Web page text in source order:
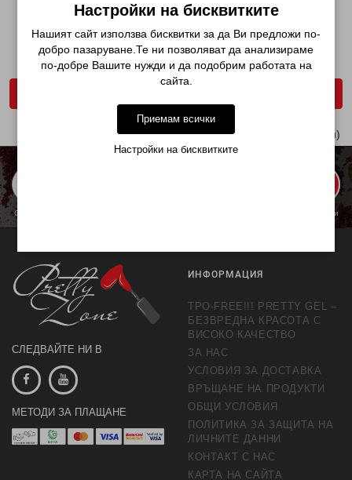
ИТАЛИАНСКИ КЕРАТИН НА
ГРАНУЛИ 50 ГР ТЪМН...
€ 11.20 (21.91лв.)
ИТАЛИАНСКИ КЕРАТИН НА
ГРАНУЛИ 50 ГР- ПРО...
€ 11.20 (21.91лв.)
Показани 1 от 4 | 4 (1 Страници)
С изпращането се съгласявате с обработката на личните данни с цел предлагане и
СЛЕДВАЙТЕ НИ В
МЕТОДИ ЗА ПЛАЩАНЕ
ИНФОРМАЦИЯ
TPO-FREE!!! PRETTY GEL –
БЕЗВРЕДНА КРАСОТА С
ВИСОКО КАЧЕСТВО
ЗА НАС
УСЛОВИЯ ЗА ДОСТАВКА
ВРЪЩАНЕ НА ПРОДУКТИ
ОБЩИ УСЛОВИЯ
ПОЛИТИКА ЗА ЗАЩИТА НА
ЛИЧНИТЕ ДАННИ
КОНТАКТ С НАС
КАРТА НА САЙТА
Настройки на бисквитките
Нашият сайт използва бисквитки за да Ви предложи по-
добро пазаруване.Те ни позволяват да анализираме
по-добре Вашите нужди и да подобрим работата на
сайта.
Приемам всички
Настройки на бисквитките